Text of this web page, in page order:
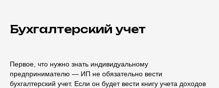
Бухгалтерский учет
Первое, что нужно знать индивидуальному
предпринимателю — ИП не обязательно вести
бухгалтерский учет. Если он будет вести книгу учета доходов